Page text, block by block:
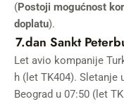
(Postoji mogućnost
doplatu).
7.dan Sankt
Let avio kompanije
h (let TK404). Sletanje
Beograd u 07:50 (let